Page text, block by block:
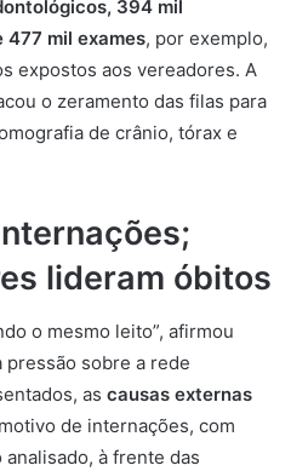
394 mil
477 mil exames, por exemplo,
expostos aos vereadores. A
o zeramento das filas para
de crânio, tórax e
lideram óbitos
o mesmo leito”, afirmou
pressão sobre a rede
as causas externas
de internações, com
à frente das